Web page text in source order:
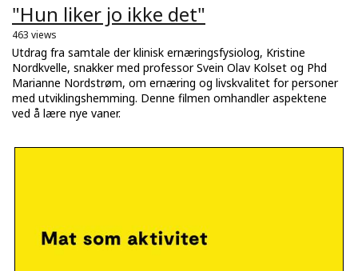
"Hun liker jo ikke det"
463 views
Utdrag fra samtale der klinisk ernæringsfysiolog, Kristine
Nordkvelle, snakker med professor Svein Olav Kolset og Phd
Marianne Nordstrøm, om ernæring og livskvalitet for personer
med utviklingshemming. Denne filmen omhandler aspektene
ved å lære nye vaner.